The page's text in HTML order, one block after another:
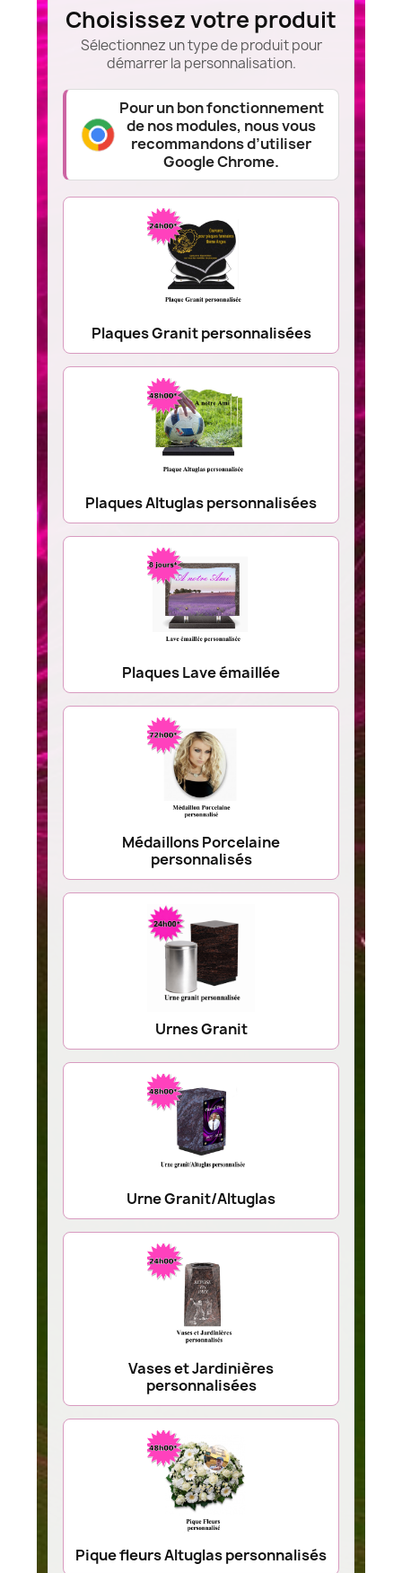
Choisissez votre produit
Sélectionnez un type de produit pour
démarrer la personnalisation.
Pour un bon fonctionnement
de nos modules, nous vous
recommandons d’utiliser
Google Chrome.
Plaques Granit personnalisées
Plaques Altuglas personnalisées
Plaques Lave émaillée
Médaillons Porcelaine
personnalisés
Urnes Granit
Urne Granit/Altuglas
Vases et Jardinières
personnalisées
Pique fleurs Altuglas personnalisés